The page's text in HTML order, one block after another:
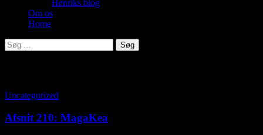
Henriks blog
Om os
Home
Søg
efter:
Uncategorized
Afsnit 210: MagaKea